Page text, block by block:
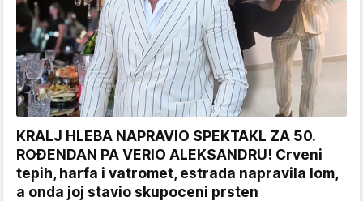
KRALJ HLEBA NAPRAVIO SPEKTAKL ZA 50.
ROĐENDAN PA VERIO ALEKSANDRU! Crveni
tepih, harfa i vatromet, estrada napravila lom,
a onda joj stavio skupoceni prsten